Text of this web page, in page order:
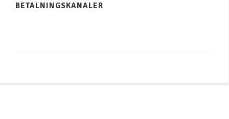
BETALNINGSKANALER